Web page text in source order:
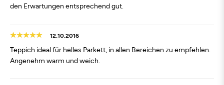
den Erwartungen entsprechend gut.
12.10.2016
Teppich ideal für helles Parkett, in allen Bereichen zu empfehlen.
Angenehm warm und weich.